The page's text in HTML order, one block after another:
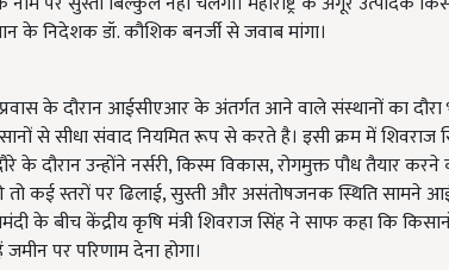
के निदेशक डॉ. कौशिक बनर्जी से जवाब मांगा।
प्रवास के दौरान आईसीएआर के अंतर्गत आने वाले संस्थानों का
से सीधा संवाद नियमित रूप से करते है। इसी क्रम में
के दौरान उन्होंने नर्सरी, किस्म विकास, रोगमुक्त पौध तैयार करने
तो कई स्तरों पर ढिलाई, सुस्ती और असंतोषजनक स्थिति सामने
के बीच केंद्रीय कृषि मंत्री शिवराज सिंह ने साफ कहा कि
पर परिणाम देना होगा।